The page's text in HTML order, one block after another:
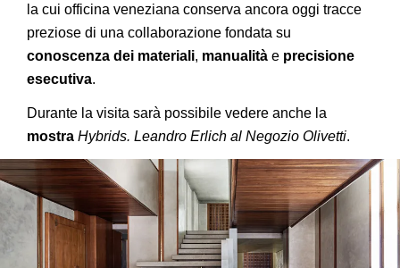
la cui officina veneziana conserva ancora oggi tracce
preziose di una collaborazione fondata su
conoscenza dei materiali, manualità e precisione
esecutiva.
Durante la visita sarà possibile vedere anche la
mostra Hybrids. Leandro Erlich al Negozio Olivetti.